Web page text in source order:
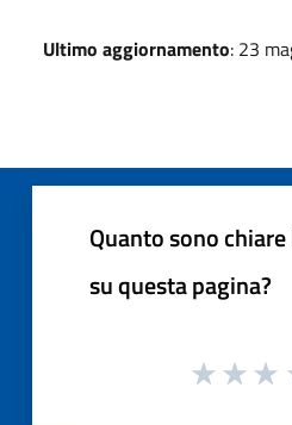
Ultimo aggiornamento: 23
Quanto sono
su questa pagina?